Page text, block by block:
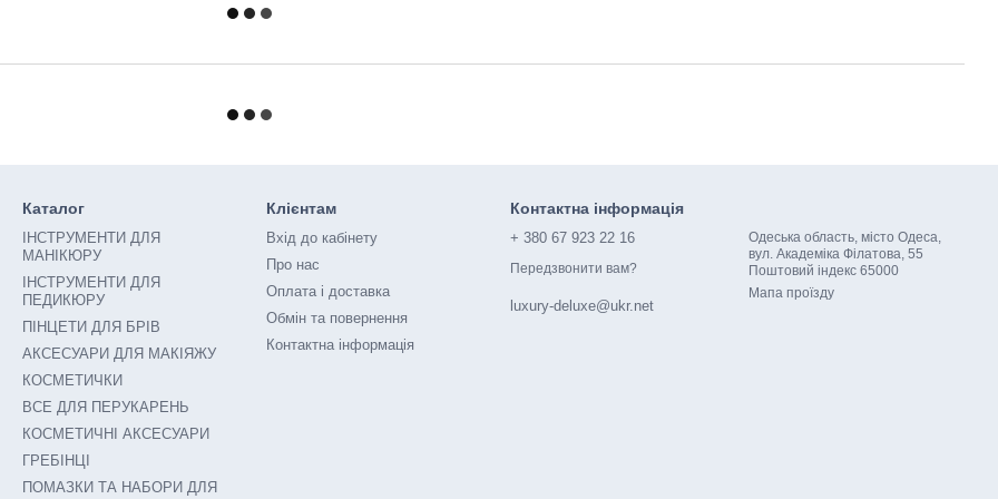
Каталог
ІНСТРУМЕНТИ ДЛЯ
МАНІКЮРУ
ІНСТРУМЕНТИ ДЛЯ
ПЕДИКЮРУ
ПІНЦЕТИ ДЛЯ БРІВ
АКСЕСУАРИ ДЛЯ МАКІЯЖУ
КОСМЕТИЧКИ
ВСЕ ДЛЯ ПЕРУКАРЕНЬ
КОСМЕТИЧНІ АКСЕСУАРИ
ГРЕБІНЦІ
ПОМАЗКИ ТА НАБОРИ ДЛЯ
Клієнтам
Вхід до кабінету
Про нас
Оплата і доставка
Обмін та повернення
Контактна інформація
Контактна інформація
+ 380 67 923 22 16
Передзвонити вам?
luxury-deluxe@ukr.net
Одеська область, місто Одеса,
вул. Академіка Філатова, 55
Поштовий індекс 65000​​
Мапа проїзду